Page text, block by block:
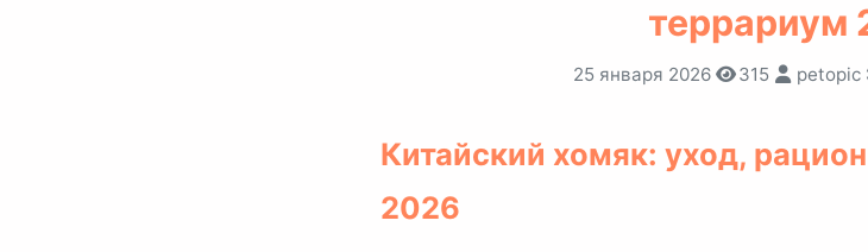
террариум
25 января 2026 315 petopic
Китайский хомяк: уход,
2026